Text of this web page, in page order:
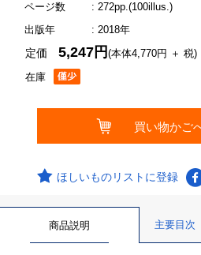
ページ数
: 272pp.(100illus.)
出版年
: 2018年
在庫
定価5,247円(本体4,770円 ＋ 税)
ほしいものリストに登録
商品説明 主要目次